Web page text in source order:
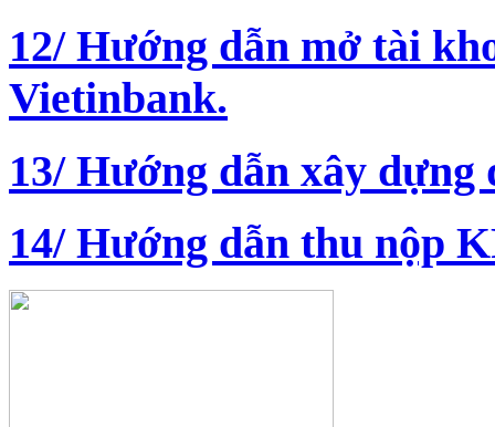
12/ Hướng dẫn mở tài
Vietinbank.
13/ Hướng dẫn xây
14/ Hướng dẫn thu nộp